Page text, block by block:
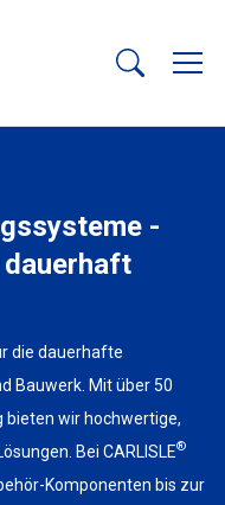
-
die dauerhafte
Bauwerk. Mit über 50
bieten wir hochwertige,
Bei CARLISLE®
Komponenten bis zur